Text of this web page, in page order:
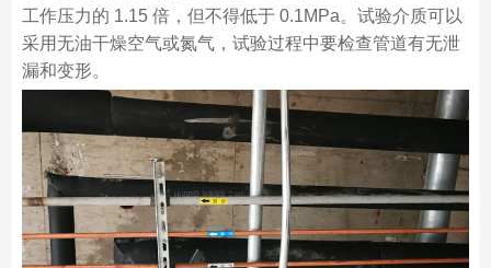
工作压力的 1.15 倍，但不得低于 0.1MPa。试验介质可以
采用无油干燥空气或氮气，试验过程中要检查管道有无泄
漏和变形。